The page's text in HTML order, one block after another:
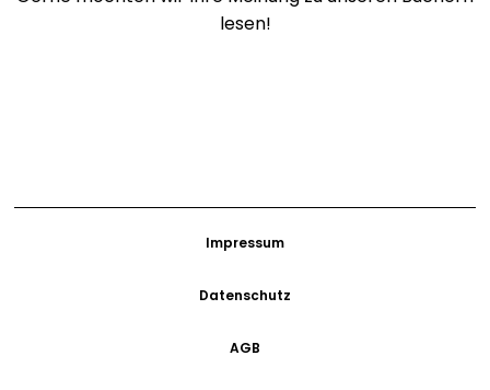
lesen!
Impressum
Datenschutz
AGB